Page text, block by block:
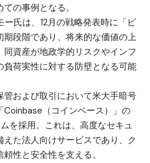
の事例となる。
氏は、12月の戦略発表時に「ビ
期段階であり、将来的な価値の上
資産が地政学的リスクやインフ
負荷実性に対する防壁となる可能
管および取引において米大手暗号
Coinbase（コインベース）」の
を採用。これは、高度なセキュ
えた法人向けサービスであり、ク
性と安全性を支える。